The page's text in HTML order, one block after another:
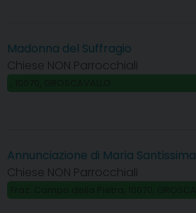
Madonna del Suffragio
Chiese NON Parrocchiali
Annunciazione di Maria Santissima
Chiese NON Parrocchiali